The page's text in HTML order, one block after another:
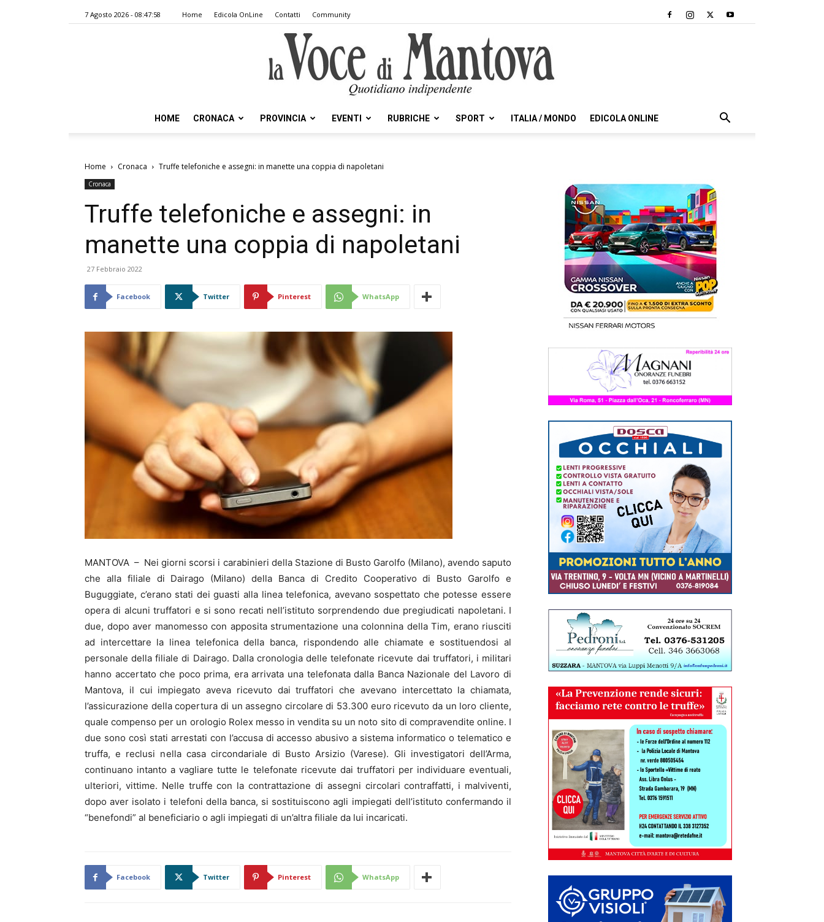
7 Agosto 2026 - 08:47:58 Home Edicola OnLine Contatti Community
Voce
Mantova
HOME CRONACA PROVINCIA EVENTI RUBRICHE SPORT ITALIA / MONDO EDICOLA ONLINE
Home Cronaca Truffe telefoniche e assegni: in manette una coppia di napoletani
Cronaca
Truffe telefoniche e assegni: in
manette una coppia di napoletani
27 Febbraio 2022
Facebook Twitter Pinterest WhatsApp
MANTOVA – Nei giorni scorsi i carabinieri della Stazione di Busto Garolfo (Milano), avendo saputo
che alla filiale di Dairago (Milano) della Banca di Credito Cooperativo di Busto Garolfo e
Buguggiate, c’erano stati dei guasti alla linea telefonica, avevano sospettato che potesse essere
opera di alcuni truffatori e si sono recati nell’istituto sorprendendo due pregiudicati napoletani. I
due, dopo aver manomesso con apposita strumentazione una colonnina della Tim, erano riusciti
ad intercettare la linea telefonica della banca, rispondendo alle chiamate e sostituendosi al
personale della filiale di Dairago. Dalla cronologia delle telefonate ricevute dai truffatori, i militari
hanno accertato che poco prima, era arrivata una telefonata dalla Banca Nazionale del Lavoro di
Mantova, il cui impiegato aveva ricevuto dai truffatori che avevano intercettato la chiamata,
l’assicurazione della copertura di un assegno circolare di 53.300 euro ricevuto da un loro cliente,
quale compenso per un orologio Rolex messo in vendita su un noto sito di compravendite online. I
due sono così stati arrestati con l’accusa di accesso abusivo a sistema informatico o telematico e
truffa, e reclusi nella casa circondariale di Busto Arsizio (Varese). Gli investigatori dell’Arma,
continuano intanto a vagliare tutte le telefonate ricevute dai truffatori per individuare eventuali,
ulteriori, vittime. Nelle truffe con la contrattazione di assegni circolari contraffatti, i malviventi,
dopo aver isolato i telefoni della banca, si sostituiscono agli impiegati dell’istituto confermando il
“benefondi” al beneficiario o agli impiegati di un’altra filiale da lui incaricati.
Facebook Twitter Pinterest WhatsApp